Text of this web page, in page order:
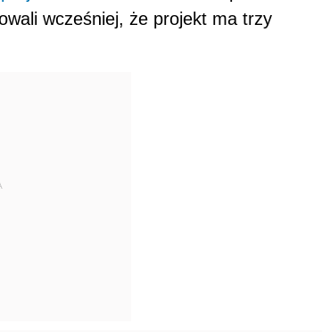
wcześniej, że projekt ma trzy